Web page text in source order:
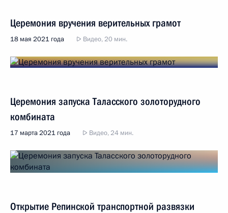
Церемония вручения верительных грамот
18 мая 2021 года Видео, 20 мин.
Церемония запуска Таласского золоторудного
комбината
17 марта 2021 года Видео, 24 мин.
Открытие Репинской транспортной развязки